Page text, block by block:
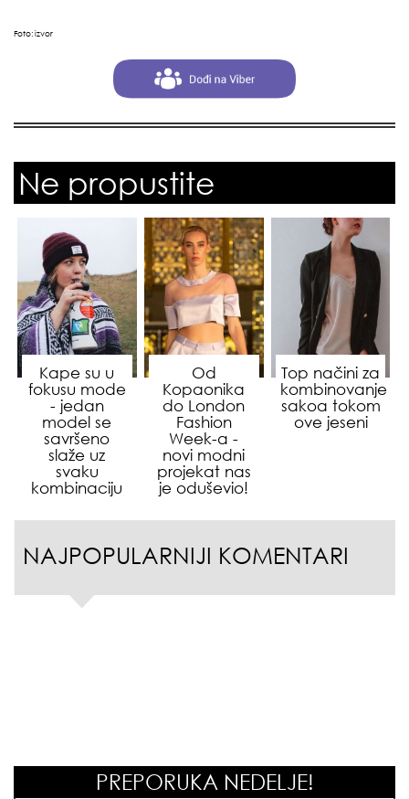
Foto:izvor
Ne propustite
Kape su u
fokusu mode
- jedan
model se
savršeno
slaže uz
svaku
kombinaciju
Od
Kopaonika
do London
Fashion
Week-a -
novi modni
projekat nas
je oduševio!
Top načini za
kombinovanje
sakoa tokom
ove jeseni
NAJPOPULARNIJI KOMENTARI
PREPORUKA NEDELJE!